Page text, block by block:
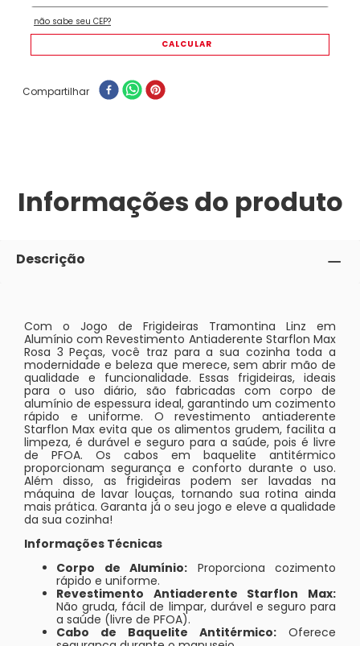
Compartilhar
Informações do produto
Descrição
Com o Jogo de Frigideiras Tramontina Linz em
Alumínio com Revestimento Antiaderente Starflon Max
Rosa 3 Peças, você traz para a sua cozinha toda a
modernidade e beleza que merece, sem abrir mão de
qualidade e funcionalidade. Essas frigideiras, ideais
para o uso diário, são fabricadas com corpo de
alumínio de espessura ideal, garantindo um cozimento
rápido e uniforme. O revestimento antiaderente
Starflon Max evita que os alimentos grudem, facilita a
limpeza, é durável e seguro para a saúde, pois é livre
de PFOA. Os cabos em baquelite antitérmico
proporcionam segurança e conforto durante o uso.
Além disso, as frigideiras podem ser lavadas na
máquina de lavar louças, tornando sua rotina ainda
mais prática. Garanta já o seu jogo e eleve a qualidade
da sua cozinha!
Informações Técnicas
Corpo de Alumínio: Proporciona cozimento
rápido e uniforme.
Revestimento Antiaderente Starflon Max:
Não gruda, fácil de limpar, durável e seguro para
a saúde (livre de PFOA).
Cabo de Baquelite Antitérmico: Oferece